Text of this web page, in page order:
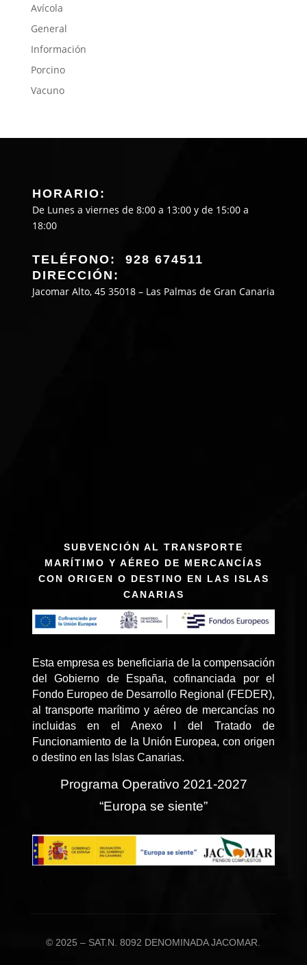
Avícola
General
Información
Porcino
Vacuno
HORARIO:
De Lunes a viernes de 8:00 a 13:00 y de 15:00 a
18:00
TELÉFONO: 928 674511
DIRECCIÓN:
Jacomar Alto, 45 35018 – Las Palmas de Gran Canaria
SUBVENCIÓN AL TRANSPORTE
MARÍTIMO Y AÉREO DE MERCANCÍAS
CON ORIGEN O DESTINO EN LAS ISLAS
CANARIAS
Esta empresa es beneficiaria de la compensación
del Gobierno de España, cofinanciada por el
Fondo Europeo de Desarrollo Regional (FEDER),
al transporte marítimo y aéreo de mercancías no
incluidas en el Anexo I del Tratado de
Funcionamiento de la Unión Europea, con origen
o destino en las Islas Canarias.
Programa Operativo 2021-2027
“Europa se siente”
© 2025 – SAT.N. 8092 DENOMINADA JACOMAR.